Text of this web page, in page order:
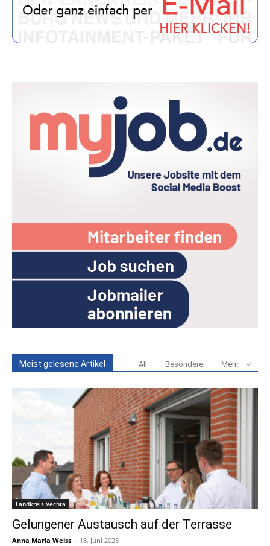
Meist gelesene Artikel All Besondere Mehr
Landkreis Vechta
Gelungener Austausch auf der Terrasse
Anna Maria Weiss - 18. Juni 2025